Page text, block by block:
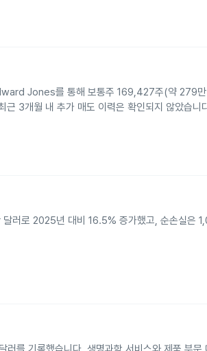
Jones를 통해 보통주 169,427주(약 279만
3개월 내 추가 매도 이력은 확인되지 않았습니
러로 2025년 대비 16.5% 증가했고, 순손실은